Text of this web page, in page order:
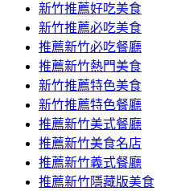
新竹推薦好吃美食
新竹推薦必吃美食
推薦新竹必吃餐廳
推薦新竹熱門美食
新竹推薦特色美食
新竹推薦特色餐廳
推薦新竹美式餐廳
推薦新竹美食名店
推薦新竹義式餐廳
推薦新竹隱藏版美食